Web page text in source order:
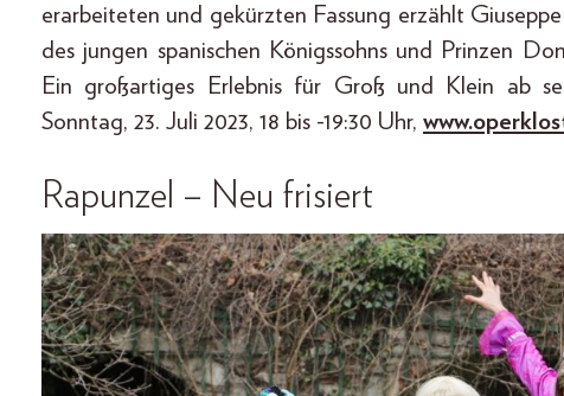
erarbeiteten und gekürzten Fassung erzählt
des jungen spanischen Königssohns und Prinzen
Ein großartiges Erlebnis für Groß und Klein ab
Sonntag, 23. Juli 2023, 18 bis -19:30 Uhr,
Rapunzel – Neu frisiert